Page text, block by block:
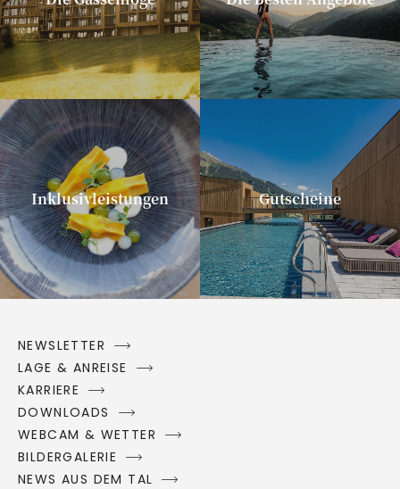
Inklusivleistungen Gutscheine
NEWSLETTER
LAGE & ANREISE
KARRIERE
DOWNLOADS
WEBCAM & WETTER
BILDERGALERIE
NEWS AUS DEM TAL